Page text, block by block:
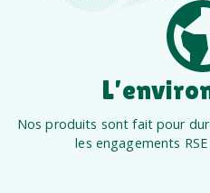
Nos produits sont fait pour
les engagements